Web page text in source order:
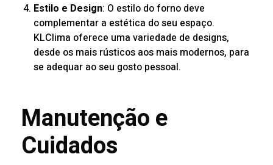
Estilo e Design: O estilo do forno deve
complementar a estética do seu espaço.
KLClima oferece uma variedade de designs,
desde os mais rústicos aos mais modernos, para
se adequar ao seu gosto pessoal.
Manutenção e
Cuidados